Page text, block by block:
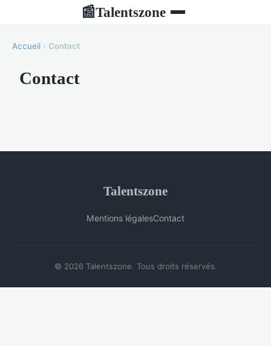
📰Talentszone
Accueil › Contact
Contact
Talentszone
Mentions légalesContact
© 2026 Talentszone. Tous droits réservés.